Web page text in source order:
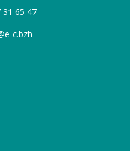
31 65 47
c.bzh